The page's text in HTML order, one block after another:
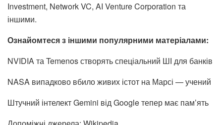
Investment, Network VC, AI Venture Corporation та
іншими.
Ознайомтеся з іншими популярними матеріалами:
NVIDIA та Temenos створять спеціальний ШІ для банків
NASA випадково вбило живих істот на Марсі — учений
Штучний інтелект Gemini від Google тепер має пам’ять